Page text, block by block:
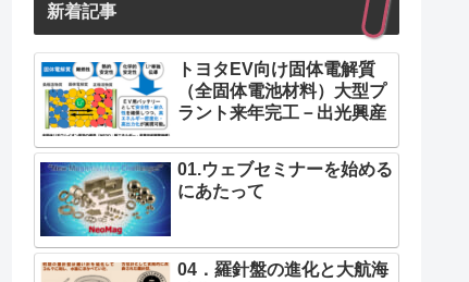
新着記事
トヨタEV向け固体電解質
（全固体電池材料）大型プ
ラント来年完工－出光興産
01.ウェブセミナーを始める
にあたって
04．羅針盤の進化と大航海